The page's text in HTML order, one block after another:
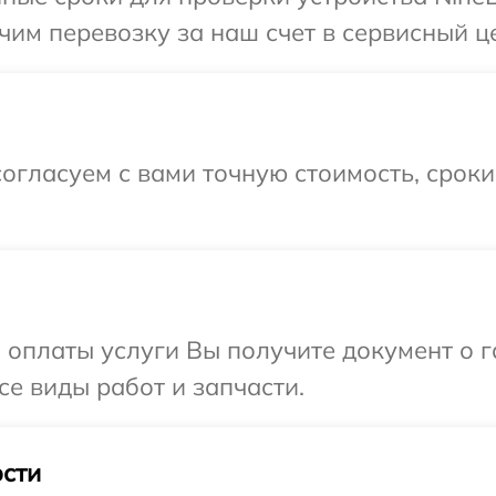
перевозку за наш счет в сервисный
с вами точную стоимость,
услуги Вы получите документ о
виды работ и запчасти.